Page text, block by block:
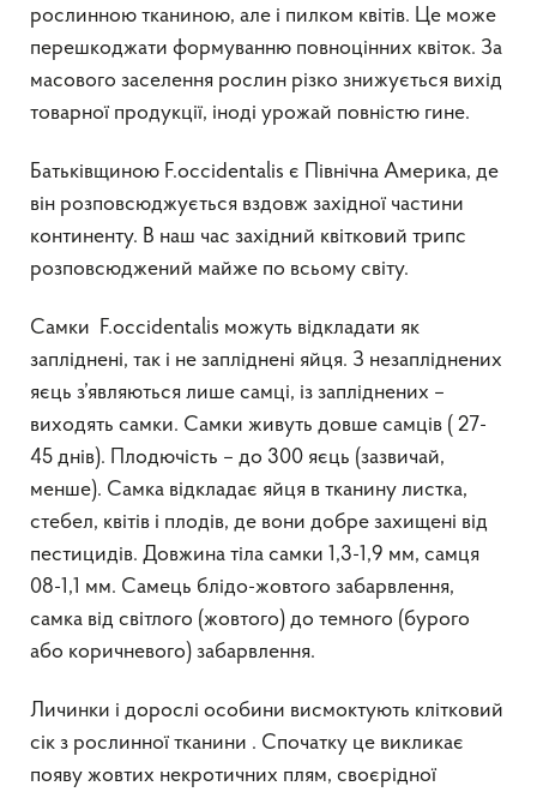
рослинною тканиною, але і пилком квітів. Це може
перешкоджати формуванню повноцінних квіток. За
масового заселення рослин різко знижується вихід
товарної продукції, іноді урожай повністю гине.
Батьківщиною F.occidentalis є Північна Америка, де
він розповсюджується вздовж західної частини
континенту. В наш час західний квітковий трипс
розповсюджений майже по всьому світу.
Самки F.occidentalis можуть відкладати як
запліднені, так і не запліднені яйця. З незапліднених
яєць з’являються лише самці, із запліднених –
виходять самки. Самки живуть довше самців ( 27-
45 днів). Плодючість – до 300 яєць (зазвичай,
менше). Самка відкладає яйця в тканину листка,
стебел, квітів і плодів, де вони добре захищені від
пестицидів. Довжина тіла самки 1,3-1,9 мм, самця
08-1,1 мм. Самець блідо-жовтого забарвлення,
самка від світлого (жовтого) до темного (бурого
або коричневого) забарвлення.
Личинки і дорослі особини висмоктують клітковий
сік з рослинної тканини . Спочатку це викликає
появу жовтих некротичних плям, своєрідної